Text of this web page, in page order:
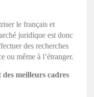
le français et
juridique est donc
des recherches
ou même à l’étranger.
meilleurs cadres